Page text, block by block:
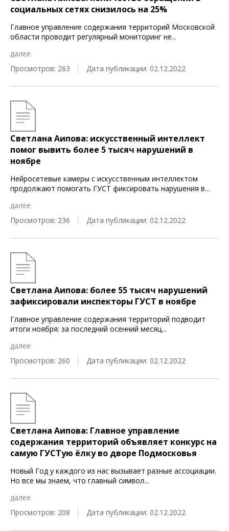
социальных сетях снизилось на 25%
Главное управление содержания территорий Московской
области проводит регулярный мониторинг не...
далее
Просмотров: 263
Дата публикации: 02.12.2022
Светлана Аипова: искусственный интеллект
помог вывить более 5 тысяч нарушений в
ноябре
Нейросетевые камеры с искусственным интеллектом
продолжают помогать ГУСТ фиксировать нарушения в...
далее
Просмотров: 236
Дата публикации: 02.12.2022
Светлана Аипова: более 55 тысяч нарушений
зафиксировали инспекторы ГУСТ в ноябре
Главное управление содержания территорий подводит
итоги ноября: за последний осенний месяц...
далее
Просмотров: 260
Дата публикации: 02.12.2022
Светлана Аипова: Главное управление
содержания территорий объявляет конкурс на
самую ГУСТую ёлку во дворе Подмосковья
Новый Год у каждого из нас вызывает разные ассоциации.
Но все мы знаем, что главный символ...
далее
Просмотров: 208
Дата публикации: 02.12.2022